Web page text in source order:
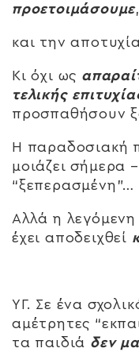
προετοιμάσουμε,
και την
Κι όχι ως
τελικής
προσπαθήσουν
Η παραδοσιακή
μοιάζει σήμερα
“ξεπερασμένη”…
Αλλά η
έχει αποδειχθεί
ΥΓ. Σε ένα
αμέτρητες
τα παιδιά δεν